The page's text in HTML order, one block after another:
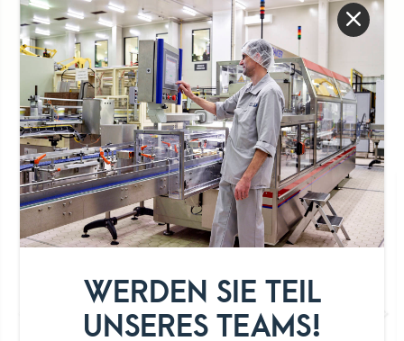
WERDEN SIE TEIL
UNSERES TEAMS!
UNSER SORTIMENT
Article nb.
61177 (x22)
Vanille
22x100ml